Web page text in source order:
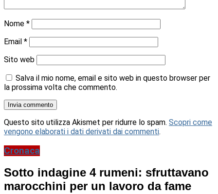
Nome *
Email *
Sito web
Salva il mio nome, email e sito web in questo browser per
la prossima volta che commento.
Questo sito utilizza Akismet per ridurre lo spam. Scopri come
vengono elaborati i dati derivati dai commenti.
Cronaca
Sotto indagine 4 rumeni: sfruttavano
marocchini per un lavoro da fame